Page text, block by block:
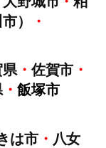
） ・
県・佐賀市 ・
・飯塚市
は市・ 八女